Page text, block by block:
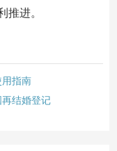
推进。
指南
结婚登记